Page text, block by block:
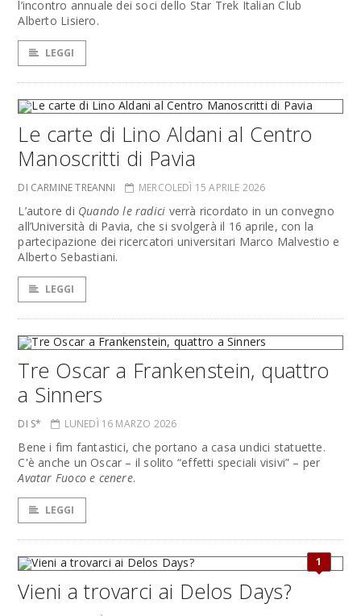
l’incontro annuale dei soci dello Star Trek Italian Club
Alberto Lisiero.
LEGGI
Le carte di Lino Aldani al Centro
Manoscritti di Pavia
DI CARMINE TREANNI MERCOLEDÌ 15 APRILE 2026
L’autore di Quando le radici verrà ricordato in un convegno
all’Università di Pavia, che si svolgerà il 16 aprile, con la
partecipazione dei ricercatori universitari Marco Malvestio e
Alberto Sebastiani.
LEGGI
Tre Oscar a Frankenstein, quattro
a Sinners
DI S* LUNEDÌ 16 MARZO 2026
Bene i fim fantastici, che portano a casa undici statuette.
C'è anche un Oscar – il solito “effetti speciali visivi” – per
Avatar Fuoco e cenere.
LEGGI
1
Vieni a trovarci ai Delos Days?